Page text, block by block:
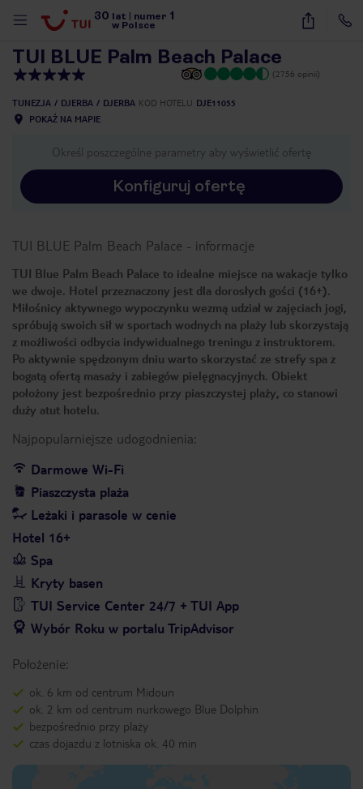
30 lat numer 1
w Polsce
15
TUI BLUE Palm Beach Palace
(2756 opinii)
TUNEZJA DJERBA DJERBA KOD HOTELU DJE11055
POKAŻ NA MAPIE
Określ poszczególne parametry aby wyświetlić ofertę
Konfiguruj ofertę
TUI BLUE Palm Beach Palace - informacje
TUI Blue Palm Beach Palace to idealne miejsce na wakacje tylko
we dwoje. Hotel przeznaczony jest dla dorosłych gości (16+).
Miłośnicy aktywnego wypoczynku wezmą udział w zajęciach jogi,
spróbują swoich sił w sportach wodnych na plaży lub skorzystają
z możliwości odbycia indywidualnego treningu z instruktorem.
Po aktywnie spędzonym dniu warto skorzystać ze strefy spa z
bogatą ofertą masaży i zabiegów pielęgnacyjnych. Obiekt
położony jest bezpośrednio przy piaszczystej plaży, co stanowi
duży atut hotelu.
Najpopularniejsze udogodnienia:
Darmowe Wi-Fi
Piaszczysta plaża
Leżaki i parasole w cenie
Hotel 16+
Spa
Kryty basen
TUI Service Center 24/7 + TUI App
Wybór Roku w portalu TripAdvisor
Położenie:
ok. 6 km od centrum Midoun
ok. 2 km od centrum nurkowego Blue Dolphin
bezpośrednio przy plaży
czas dojazdu z lotniska ok. 40 min